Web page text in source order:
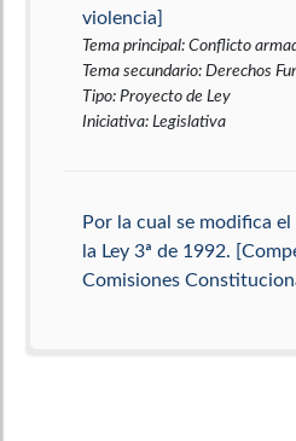
violencia]
Tema principal: Conflicto
Tema secundario: Derechos
Tipo: Proyecto de Ley
Iniciativa: Legislativa
Por la cual se modifica
la Ley 3ª de 1992.
Comisiones